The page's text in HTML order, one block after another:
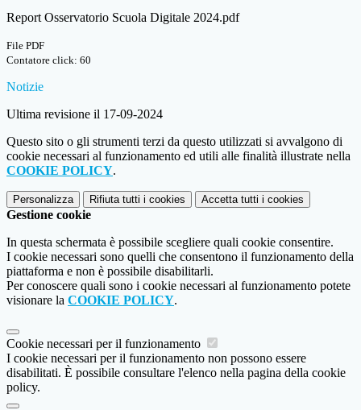
Report Osservatorio Scuola Digitale 2024.pdf
File PDF
Contatore click: 60
Notizie
Ultima revisione il 17-09-2024
Questo sito o gli strumenti terzi da questo utilizzati si avvalgono di
cookie necessari al funzionamento ed utili alle finalità illustrate nella
COOKIE POLICY.
Personalizza Rifiuta tutti i cookies Accetta tutti i cookies
Gestione cookie
In questa schermata è possibile scegliere quali cookie consentire.
I cookie necessari sono quelli che consentono il funzionamento della
piattaforma e non è possibile disabilitarli.
Per conoscere quali sono i cookie necessari al funzionamento potete
visionare la COOKIE POLICY.
Cookie necessari per il funzionamento
I cookie necessari per il funzionamento non possono essere
disabilitati. È possibile consultare l'elenco nella pagina della cookie
policy.